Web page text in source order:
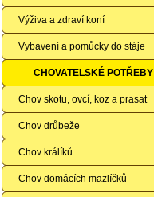
Výživa a zdraví koní
Vybavení a pomůcky do stáje
CHOVATELSKÉ POTŘEBY
Chov skotu, ovcí, koz a prasat
Chov drůbeže
Chov králíků
Chov domácích mazlíčků